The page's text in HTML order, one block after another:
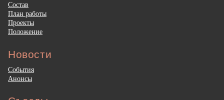
Состав
План работы
Проекты
Положение
Новости
События
Анонсы